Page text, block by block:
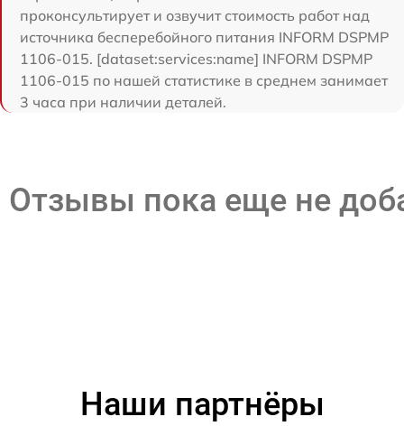
проконсультирует и озвучит стоимость работ над
источника бесперебойного питания INFORM DSPMP
1106-015. [dataset:services:name] INFORM DSPMP
1106-015 по нашей статистике в среднем занимает
3 часа при наличии деталей.
Отзывы пока еще не
Наши партнёры